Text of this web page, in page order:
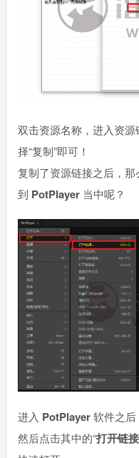
双击资源名称，进入资
择“复制”即可！
复制了资源链接之后，
到 PotPlayer 当中呢？
进入 PotPlayer软件之后
然后点击其中的“打开链接